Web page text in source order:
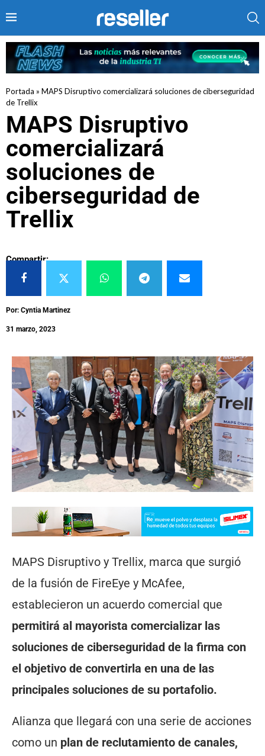
Portada » MAPS Disruptivo comercializará soluciones de ciberseguridad
de Trellix
MAPS Disruptivo
comercializará
soluciones de
ciberseguridad de
Trellix
Compartir:
Por: Cyntia Martinez
31 marzo, 2023
MAPS Disruptivo y Trellix, marca que surgió
de la fusión de FireEye y McAfee,
establecieron un acuerdo comercial que
permitirá al mayorista comercializar las
soluciones de ciberseguridad de la firma con
el objetivo de convertirla en una de las
principales soluciones de su portafolio.
Alianza que llegará con una serie de acciones
como un plan de reclutamiento de canales,